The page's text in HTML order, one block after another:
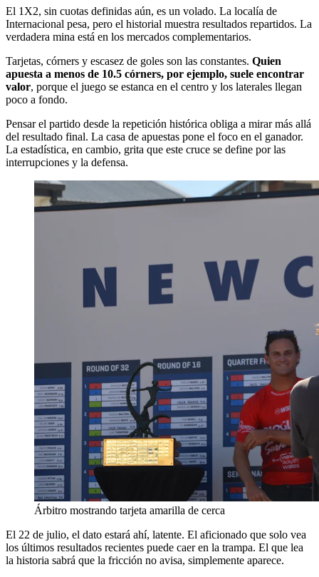
El 1X2, sin cuotas definidas aún, es un volado. La localía de
Internacional pesa, pero el historial muestra resultados repartidos. La
verdadera mina está en los mercados complementarios.
Tarjetas, córners y escasez de goles son las constantes. Quien
apuesta a menos de 10.5 córners, por ejemplo, suele encontrar
valor, porque el juego se estanca en el centro y los laterales llegan
poco a fondo.
Pensar el partido desde la repetición histórica obliga a mirar más allá
del resultado final. La casa de apuestas pone el foco en el ganador.
La estadística, en cambio, grita que este cruce se define por las
interrupciones y la defensa.
Árbitro mostrando tarjeta amarilla de cerca
El 22 de julio, el dato estará ahí, latente. El aficionado que solo vea
los últimos resultados recientes puede caer en la trampa. El que lea
la historia sabrá que la fricción no avisa, simplemente aparece.